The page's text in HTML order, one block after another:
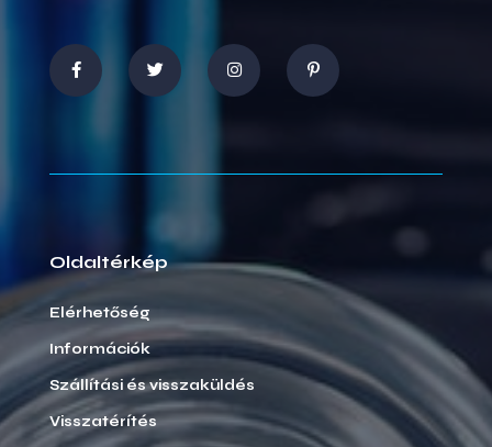
Oldaltérkép
Elérhetőség
Információk
Szállítási és visszaküldés
Visszatérítés